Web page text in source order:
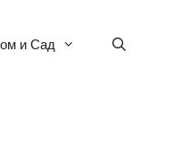
и Сад